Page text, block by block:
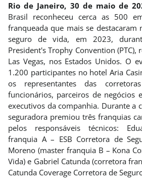
Rio de Janeiro, 30 de maio de
Brasil reconheceu cerca as 500
franqueada que mais se destacaram
seguro de vida, em 2023,
President's Trophy Convention (PTC),
Las Vegas, nos Estados Unidos. O
1.200 participantes no hotel Aria
os representantes das
funcionários, parceiros de negócios
executivos da companhia. Durante a
seguradora premiou três franquias
pelos responsáveis técnicos:
franquia A – ESB Corretora de
Moreno (master franquia B – Kona
Vida) e Gabriel Catunda (corretora
Catunda Coverage Corretora de